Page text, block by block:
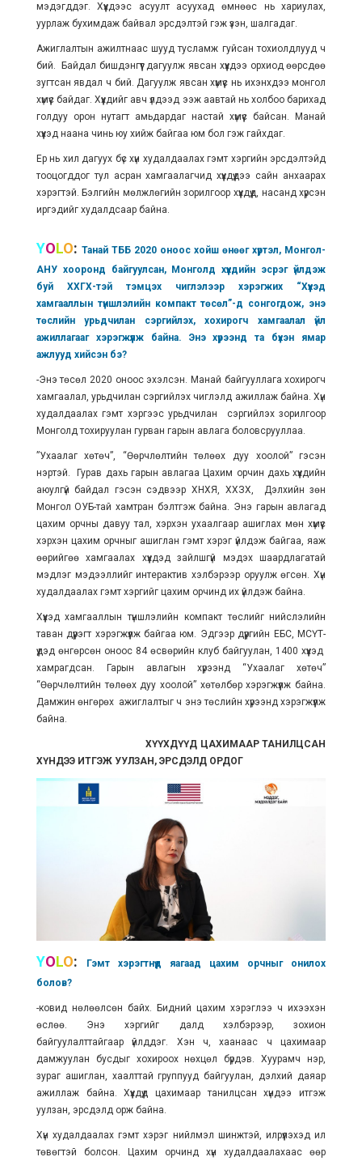
мэдэгддэг. Хүүхдээс асуулт асуухад өмнөөс нь хариулах,
уурлаж бухимдаж байвал эрсдэлтэй гэж үзэн, шалгадаг.
Ажиглалтын ажилтнаас шууд тусламж гуйсан тохиолдлууд ч
бий. Байдал бишдэнгүүт дагуулж явсан хүүхдээ орхиод өөрсдөө
зугтсан явдал ч бий. Дагуулж явсан хүмүүс нь ихэнхдээ монгол
хүмүүс байдаг. Хүүхдийг авч үлдээд ээж аавтай нь холбоо барихад
голдуу орон нутагт амьдардаг настай хүмүүс байсан. Манай
хүүхэд наана чинь юу хийж байгаа юм бол гэж гайхдаг.
Ер нь хил дагуух бүс хүн худалдаалах гэмт хэргийн эрсдэлтэйд
тооцогддог тул асран хамгаалагчид хүүхдүүдээ сайн анхаарах
хэрэгтэй. Бэлгийн мөлжлөгийн зорилгоор хүүхдүүд, насанд хүрсэн
иргэдийг худалдсаар байна.
YOLO: Танай ТББ 2020 оноос хойш өнөөг хүртэл, Монгол-
АНУ хооронд байгуулсан, Монголд хүүхдийн эсрэг үйлдэж
буй ХХГХ-тэй тэмцэх чиглэлээр хэрэгжих “Хүүхэд
хамгааллын түншлэлийн компакт төсөл”-д сонгогдож, энэ
төслийн урьдчилан сэргийлэх, хохирогч хамгаалал үйл
ажиллагааг хэрэгжүүлж байна. Энэ хүрээнд та бүхэн ямар
ажлууд хийсэн бэ?
-Энэ төсөл 2020 оноос эхэлсэн. Манай байгууллага хохирогч
хамгаалал, урьдчилан сэргийлэх чиглэлд ажиллаж байна. Хүн
худалдаалах гэмт хэргээс урьдчилан сэргийлэх зорилгоор
Монголд тохируулан гурван гарын авлага боловсрууллаа.
”Ухаалаг хөтөч”, “Өөрчлөлтийн төлөөх дуу хоолой” гэсэн
нэртэй. Гурав дахь гарын авлагаа Цахим орчин дахь хүүхдийн
аюулгүй байдал гэсэн сэдвээр ХНХЯ, ХХЗХ, Дэлхийн зөн
Монгол ОУБ-тай хамтран бэлтгэж байна. Энэ гарын авлагад
цахим орчны давуу тал, хэрхэн ухаалгаар ашиглах мөн хүмүүс
хэрхэн цахим орчныг ашиглан гэмт хэрэг үйлдэж байгаа, яаж
өөрийгөө хамгаалах хүүхдэд зайлшгүй мэдэх шаардлагатай
мэдлэг мэдээллийг интерактив хэлбэрээр оруулж өгсөн. Хүн
худалдаалах гэмт хэргийг цахим орчинд их үйлдэж байна.
Хүүхэд хамгааллын түншлэлийн компакт төслийг нийслэлийн
таван дүүрэгт хэрэгжүүлж байгаа юм. Эдгээр дүүргийн ЕБС, МСҮТ-
үүдэд өнгөрсөн оноос 84 өсвөрийн клуб байгуулан, 1400 хүүхэд
хамрагдсан. Гарын авлагын хүрээнд “Ухаалаг хөтөч”
“Өөрчлөлтийн төлөөх дуу хоолой” хөтөлбөр хэрэгжүүлж байна.
Дамжин өнгөрөх ажиглалтыг ч энэ төслийн хүрээнд хэрэгжүүлж
байна.
ХҮҮХДҮҮД ЦАХИМААР ТАНИЛЦСАН
ХҮНДЭЭ ИТГЭЖ УУЛЗАН, ЭРСДЭЛД ОРДОГ
YOLO:
Гэмт хэрэгтнүүд яагаад цахим орчныг онилох
болов?
-ковид нөлөөлсөн байх. Бидний цахим хэрэглээ ч ихээхэн
өслөө. Энэ хэргийг далд хэлбэрээр, зохион
байгуулалттайгаар үйлддэг. Хэн ч, хаанаас ч цахимаар
дамжуулан бусдыг хохироох нөхцөл бүрдэв. Хуурамч нэр,
зураг ашиглан, хаалттай группууд байгуулан, дэлхий даяар
ажиллаж байна. Хүүхдүүд цахимаар танилцсан хүндээ итгэж
уулзан, эрсдэлд орж байна.
Хүн худалдаалах гэмт хэрэг нийлмэл шинжтэй, илрүүлэхэд илүү
төвөгтэй болсон. Цахим орчинд хүн худалдаалахаас өөр